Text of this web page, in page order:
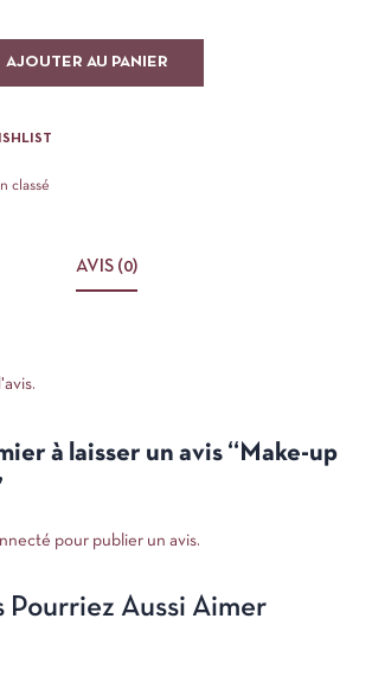
AJOUTER AU PANIER
classé
AVIS (0)
à laisser un avis “Make-up
pour publier un avis.
Pourriez Aussi Aimer